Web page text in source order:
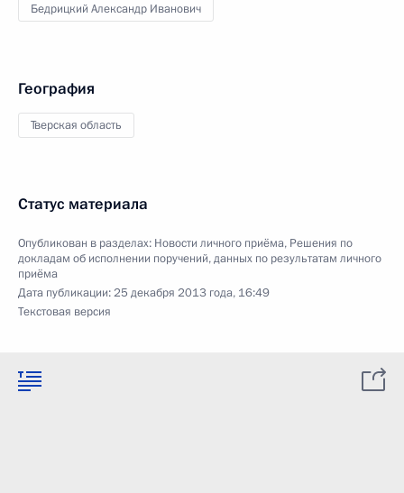
Бедрицкий Александр Иванович
География
Тверская область
Статус материала
Опубликован в разделах: Новости личного приёма, Решения по
докладам об исполнении поручений, данных по результатам личного
приёма
Дата публикации:25 декабря 2013 года, 16:49
Текстовая версия